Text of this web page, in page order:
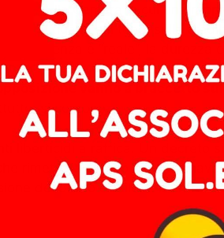
alla Camera in cui una
Litigano sul tono, sulla
è “reale”, la durezza è
vanno a braccetto
si coprono.
liberticidi a raffica. Un decreto
rimette in campo il blocco
del diritto d’asilo. E mentre